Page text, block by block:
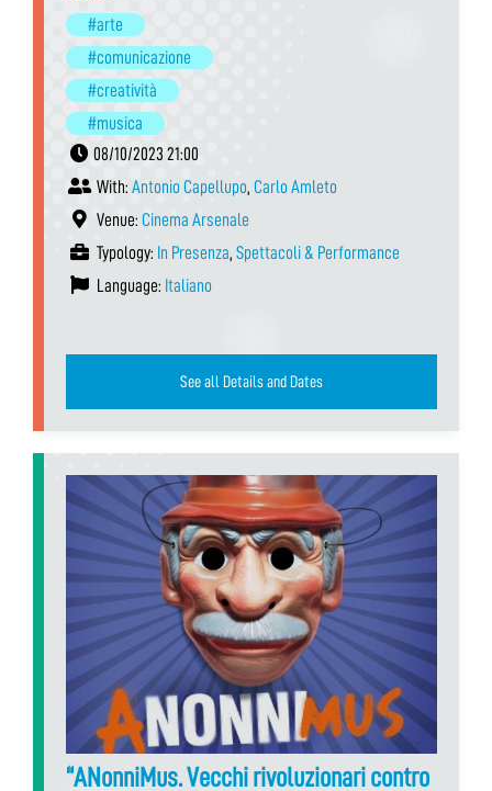
#arte
#comunicazione
#creatività
#musica
08/10/2023 21:00
With: Antonio Capellupo, Carlo Amleto
Venue: Cinema Arsenale
Typology: In Presenza, Spettacoli & Performance
Language: Italiano
See all Details and Dates
“ANonniMus. Vecchi rivoluzionari contro